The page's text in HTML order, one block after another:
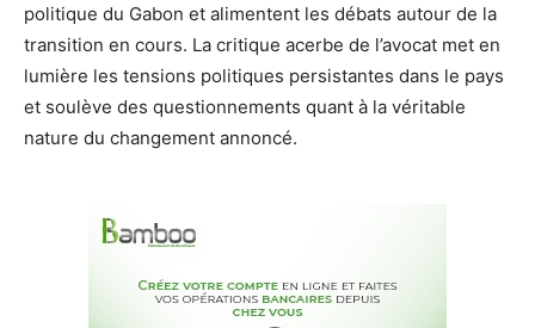
politique du Gabon et alimentent les débats autour de la
transition en cours. La critique acerbe de l’avocat met en
lumière les tensions politiques persistantes dans le pays
et soulève des questionnements quant à la véritable
nature du changement annoncé.